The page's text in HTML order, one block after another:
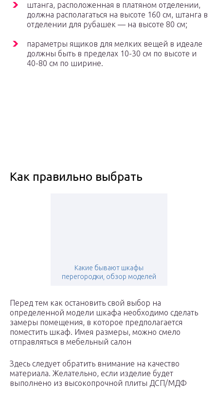
штанга, расположенная в платяном отделении,
должна располагаться на высоте 160 см, штанга в
отделении для рубашек — на высоте 80 см;
параметры ящиков для мелких вещей в идеале
должны быть в пределах 10-30 см по высоте и
40-80 см по ширине.
Как правильно выбрать
Какие бывают шкафы
перегородки, обзор моделей
Перед тем как остановить свой выбор на
определенной модели шкафа необходимо сделать
замеры помещения, в которое предполагается
поместить шкаф. Имея размеры, можно смело
отправляться в мебельный салон
Здесь следует обратить внимание на качество
материала. Желательно, если изделие будет
выполнено из высокопрочной плиты ДСП/МДФ